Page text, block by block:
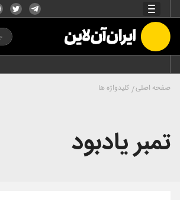
صفحه اصلی کلیدواژه ها
تمبر یادبود